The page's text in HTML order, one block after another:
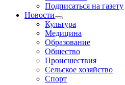
Подписаться на газету
Новости
Культура
Медицина
Образование
Общество
Происшествия
Сельское хозяйство
Спорт